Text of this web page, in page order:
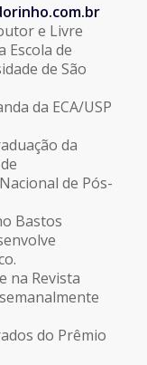
e Livre
Escola de
de São
da ECA/USP
da
de Pós-
Bastos
na Revista
do Prêmio